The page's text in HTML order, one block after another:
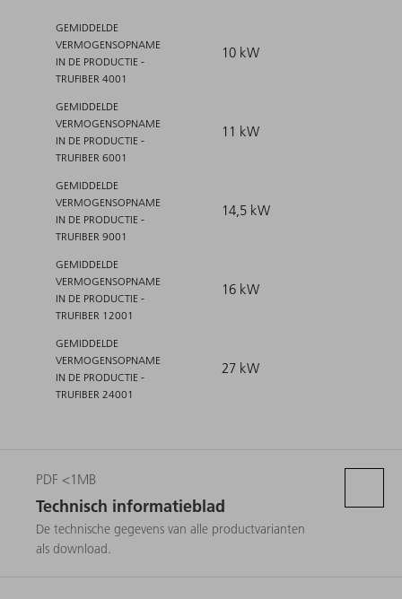
GEMIDDELDE
VERMOGENSOPNAME
IN DE PRODUCTIE -
TRUFIBER 4001
10 kW
GEMIDDELDE
VERMOGENSOPNAME
IN DE PRODUCTIE -
TRUFIBER 6001
11 kW
GEMIDDELDE
VERMOGENSOPNAME
IN DE PRODUCTIE -
TRUFIBER 9001
14,5 kW
GEMIDDELDE
VERMOGENSOPNAME
IN DE PRODUCTIE -
TRUFIBER 12001
16 kW
GEMIDDELDE
VERMOGENSOPNAME
IN DE PRODUCTIE -
TRUFIBER 24001
27 kW
PDF <1MB
Technisch informatieblad
De technische gegevens van alle productvarianten
als download.